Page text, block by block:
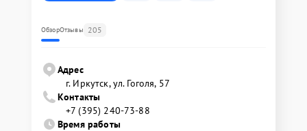
ОбзорОтзывы 205
Адрес
г. Иркутск, ул. ​Гоголя, 57
Контакты
+7 (395) 240-73-88
Время работы